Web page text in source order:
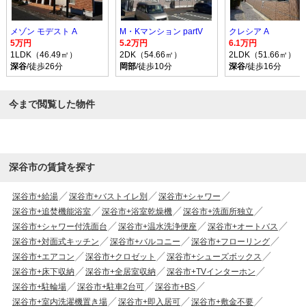
メゾン モデスト A
5万円
1LDK（46.49㎡）
深谷/徒歩26分
M・Kマンション partV
5.2万円
2DK（54.66㎡）
岡部/徒歩10分
クレシア A
6.1万円
2LDK（51.66㎡）
深谷/徒歩16分
今まで閲覧した物件
深谷市の賃貸を探す
深谷市+給湯 深谷市+バストイレ別
深谷市+シャワー
深谷市+追焚機能浴室
深谷市+浴室乾燥機
深谷市+洗面所独立
深谷市+シャワー付洗面台
深谷市+温水洗浄便座
深谷市+オートバス
深谷市+対面式キッチン
深谷市+バルコニー
深谷市+フローリング
深谷市+エアコン
深谷市+クロゼット
深谷市+シューズボックス
深谷市+床下収納
深谷市+全居室収納
深谷市+TVインターホン
深谷市+駐輪場
深谷市+駐車2台可
深谷市+BS
深谷市+室内洗濯機置き場
深谷市+即入居可
深谷市+敷金不要